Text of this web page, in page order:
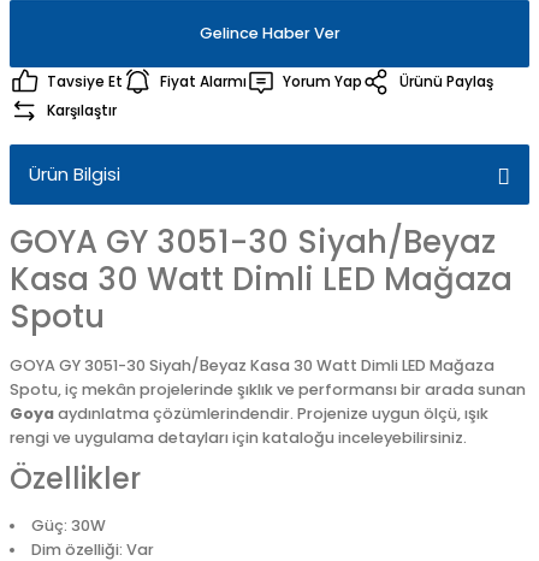
Gelince Haber Ver
Tavsiye Et Fiyat Alarmı Yorum Yap
Ürünü Paylaş
Karşılaştır
Ürün Bilgisi
GOYA GY 3051-30 Siyah/Beyaz
Kasa 30 Watt Dimli LED Mağaza
Spotu
GOYA GY 3051-30 Siyah/Beyaz Kasa 30 Watt Dimli LED Mağaza
Spotu, iç mekân projelerinde şıklık ve performansı bir arada sunan
Goyaaydınlatma çözümlerindendir. Projenize uygun ölçü, ışık
rengi ve uygulama detayları için kataloğu inceleyebilirsiniz.
Özellikler
Güç: 30W
Dim özelliği: Var